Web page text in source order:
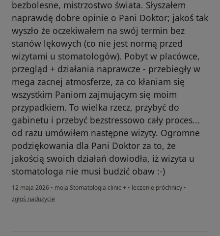
bezbolesne, mistrzostwo świata. Słyszałem
naprawdę dobre opinie o Pani Doktor; jakoś tak
wyszło że oczekiwałem na swój termin bez
stanów lękowych (co nie jest normą przed
wizytami u stomatologów). Pobyt w placówce,
przegląd + działania naprawcze - przebiegły w
mega zacnej atmosferze, za co kłaniam się
wszystkim Paniom zajmującym się moim
przypadkiem. To wielka rzecz, przybyć do
gabinetu i przebyć bezstressowo cały proces...
od razu umówiłem następne wizyty. Ogromne
podziękowania dla Pani Doktor za to, że
jakością swoich działań dowiodła, iż wizyta u
stomatologa nie musi budzić obaw :-)
12 maja 2026 • moja Stomatologia clinic + • leczenie próchnicy •
w opinii użytkownika Maurycy
zgłoś nadużycie